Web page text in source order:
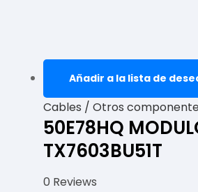
Añadir a la lista de
Cables / Otros
50E78HQ
TX7603BU51T
0 Reviews